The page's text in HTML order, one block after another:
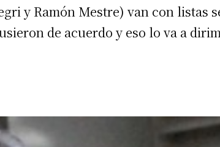
de teléfono
y Ramón Mestre) van con listas
de acuerdo y eso lo va a